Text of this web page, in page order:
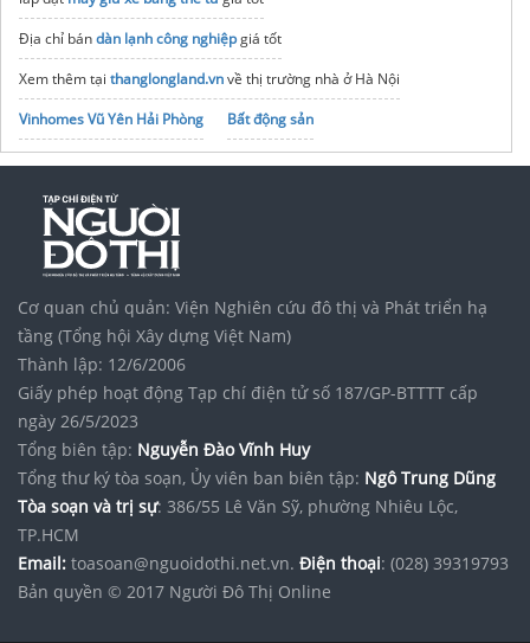
Địa chỉ bándàn lạnh công nghiệpgiá tốt
Xem thêm tại thanglongland.vnvề thị trường nhà ở Hà Nội
Vinhomes Vũ Yên Hải Phòng
Bất động sản
Vinhomes Saigon Park
noxh K Home Avenue Nhơn Trạch
Tập đoàn Bcons Group
In may thay vải bạt áo dù che
Tham khảo ngaygiá bạt xanh cam
Cơ quan chủ quản: Viện Nghiên cứu đô thị và Phát triển hạ
tầng (Tổng hội Xây dựng Việt Nam)
Thành lập: 12/6/2006
Giấy phép hoạt động Tạp chí điện tử số 187/GP-BTTTT cấp
ngày 26/5/2023
Tổng biên tập: Nguyễn Đào Vĩnh Huy
Tổng thư ký tòa soạn, Ủy viên ban biên tập: Ngô Trung Dũng
Tòa soạn và trị sự: 386/55 Lê Văn Sỹ, phường Nhiêu Lộc,
TP.HCM
Email: toasoan@nguoidothi.net.vn. Điện thoại: (028) 39319793
Bản quyền © 2017 Người Đô Thị Online